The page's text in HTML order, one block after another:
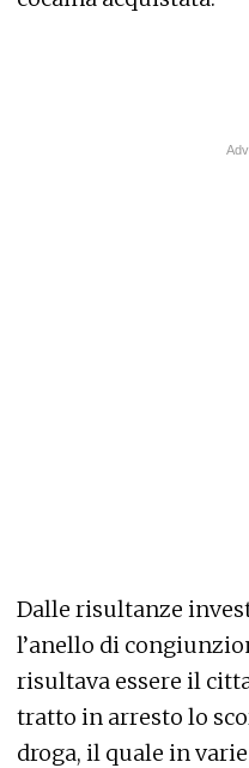
Dalle risultanze
l’anello di
risultava essere il
tratto in arresto lo
droga, il quale in